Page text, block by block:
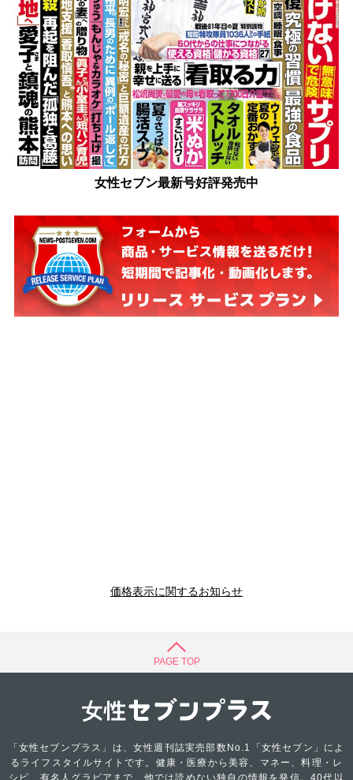
女性セブン最新号好評発売中
価格表示に関するお知らせ
PAGE TOP
「女性セブンプラス」は、女性週刊誌実売部数No.1「女性セブン」によ
るライフスタイルサイトです。健康・医療から美容、マネー、料理・レ